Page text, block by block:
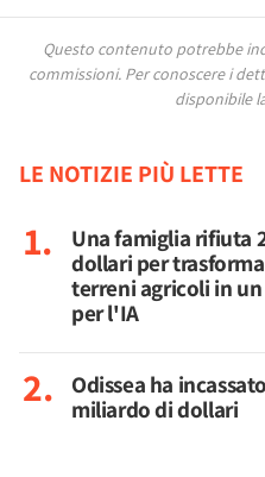
Questo contenuto potrebbe
commissioni. Per conoscere i
disponibile
LE NOTIZIE PIÙ LETTE
Una famiglia rifiuta
dollari per
terreni agricoli in
per l'IA
Odissea ha
miliardo di dollari